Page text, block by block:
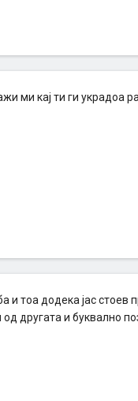
ми кај ти ги украдоа
и тоа додека јас стоев
другата и буквално